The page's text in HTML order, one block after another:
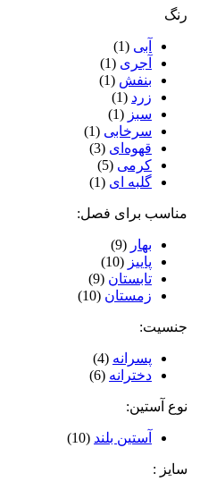
رنگ
آبی (1)
آجری (1)
بنفش (1)
زرد (1)
سبز (1)
سرخابی (1)
قهوه‌ای (3)
کرمی (5)
گلبه ای (1)
مناسب برای فصل:
بهار (9)
پاییز (10)
تابستان (9)
زمستان (10)
جنسیت:
پسرانه (4)
دخترانه (6)
نوع آستین:
آستین بلند (10)
سایز :